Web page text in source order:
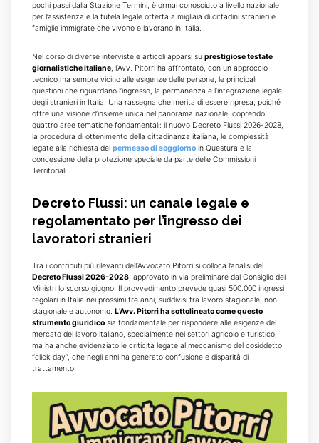
pochi passi dalla Stazione Termini, è ormai conosciuto a livello nazionale
per l’assistenza e la tutela legale offerta a migliaia di cittadini stranieri e
famiglie immigrate che vivono e lavorano in Italia.
Nel corso di diverse interviste e articoli apparsi su prestigiose testate
giornalistiche italiane, l’Avv. Pitorri ha affrontato, con un approccio
tecnico ma sempre vicino alle esigenze delle persone, le principali
questioni che riguardano l’ingresso, la permanenza e l’integrazione legale
degli stranieri in Italia. Una rassegna che merita di essere ripresa, poiché
offre una visione d’insieme unica nel panorama nazionale, coprendo
quattro aree tematiche fondamentali: il nuovo Decreto Flussi 2026-2028,
la procedura di ottenimento della cittadinanza italiana, le complessità
legate alla richiesta del permesso di soggiorno in Questura e la
concessione della protezione speciale da parte delle Commissioni
Territoriali.
Decreto Flussi: un canale legale e
regolamentato per l’ingresso dei
lavoratori stranieri
Tra i contributi più rilevanti dell’Avvocato Pitorri si colloca l’analisi del
Decreto Flussi 2026-2028, approvato in via preliminare dal Consiglio dei
Ministri lo scorso giugno. Il provvedimento prevede quasi 500.000 ingressi
regolari in Italia nei prossimi tre anni, suddivisi tra lavoro stagionale, non
stagionale e autonomo. L’Avv. Pitorri ha sottolineato come questo
strumento giuridico sia fondamentale per rispondere alle esigenze del
mercato del lavoro italiano, specialmente nei settori agricolo e turistico,
ma ha anche evidenziato le criticità legate al meccanismo del cosiddetto
“click day”, che negli anni ha generato confusione e disparità di
trattamento.